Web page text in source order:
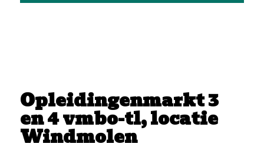
Opleidingenmarkt 3
en 4 vmbo-tl, locatie
Windmolen